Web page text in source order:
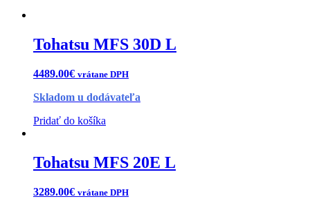
Tohatsu MFS 30D L
4489.00€ vrátane DPH
Skladom u dodávateľa
Pridať do košíka
Tohatsu MFS 20E L
3289.00€ vrátane DPH